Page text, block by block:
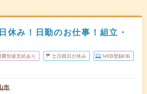
休み！日勤のお仕事！組立・
費別途支給あり 土日祝日が休み WEB登録OK
市